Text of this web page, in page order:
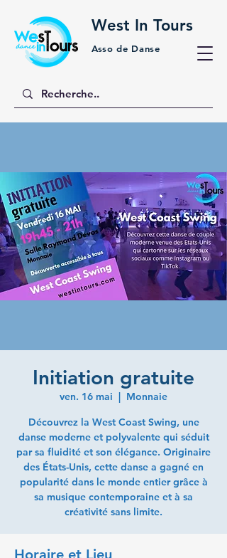
West In Tours
Asso de Danse
Initiation gratuite
ven. 16 mai
  |
Monnaie
Découvrez la West Coast Swing, une
danse moderne et polyvalente qui séduit
par sa fluidité et son élégance. Originaire
des États-Unis, cette danse a gagné en
popularité dans le monde entier grâce à
sa musique contemporaine et à sa
Horaire et Lieu